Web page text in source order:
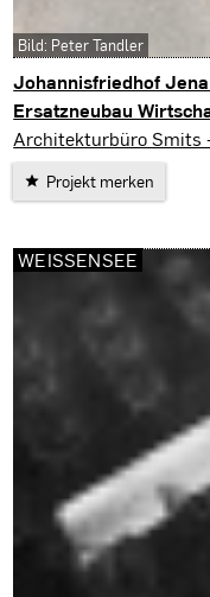
Johannisfriedhof
Ersatzneubau
Jena
Architekturbüro Smits
Projekt merken
Bild: Peter Tandler
WEISSENSEE